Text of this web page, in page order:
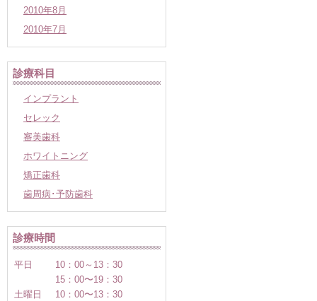
2010年8月
2010年7月
診療科目
インプラント
セレック
審美歯科
ホワイトニング
矯正歯科
歯周病･予防歯科
診療時間
平日
10：00～13：30
15：00〜19：30
土曜日
10：00〜13：30